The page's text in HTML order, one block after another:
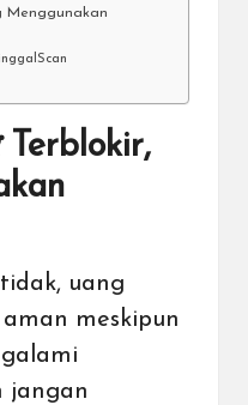
Menggunakan
Terblokir,
uang
meskipun
jangan